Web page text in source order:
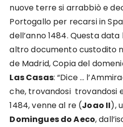
nuove terre si arrabbiò e
Portogallo per recarsi in
dell’anno 1484. Questa
altro documento custodito
de Madrid, Copia del
Las Casas: “Dice …
che, trovandosi trovandosi
1484, venne al re (Joao II),
Domingues do Aeco,